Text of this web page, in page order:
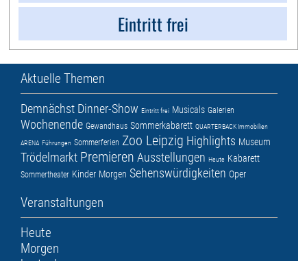
Eintritt frei
Aktuelle Themen
Demnächst Dinner-Show Eintritt frei Musicals Galerien
Wochenende Gewandhaus Sommerkabarett QUARTERBACK Immobilien
ARENA Führungen Sommerferien Zoo Leipzig Highlights Museum
Trödelmarkt Premieren Ausstellungen Heute Kabarett
Sommertheater Kinder Morgen Sehenswürdigkeiten Oper
Veranstaltungen
Heute
Morgen